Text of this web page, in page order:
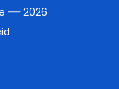
2026